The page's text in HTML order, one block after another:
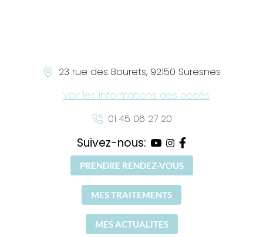
23 rue des Bourets, 92150 Suresnes
Voir les informations des accès
01 45 06 27 20
MES TRAITEMENTS
MES ACTUALITES
Suivez-nous:
PRENDRE RENDEZ-VOUS